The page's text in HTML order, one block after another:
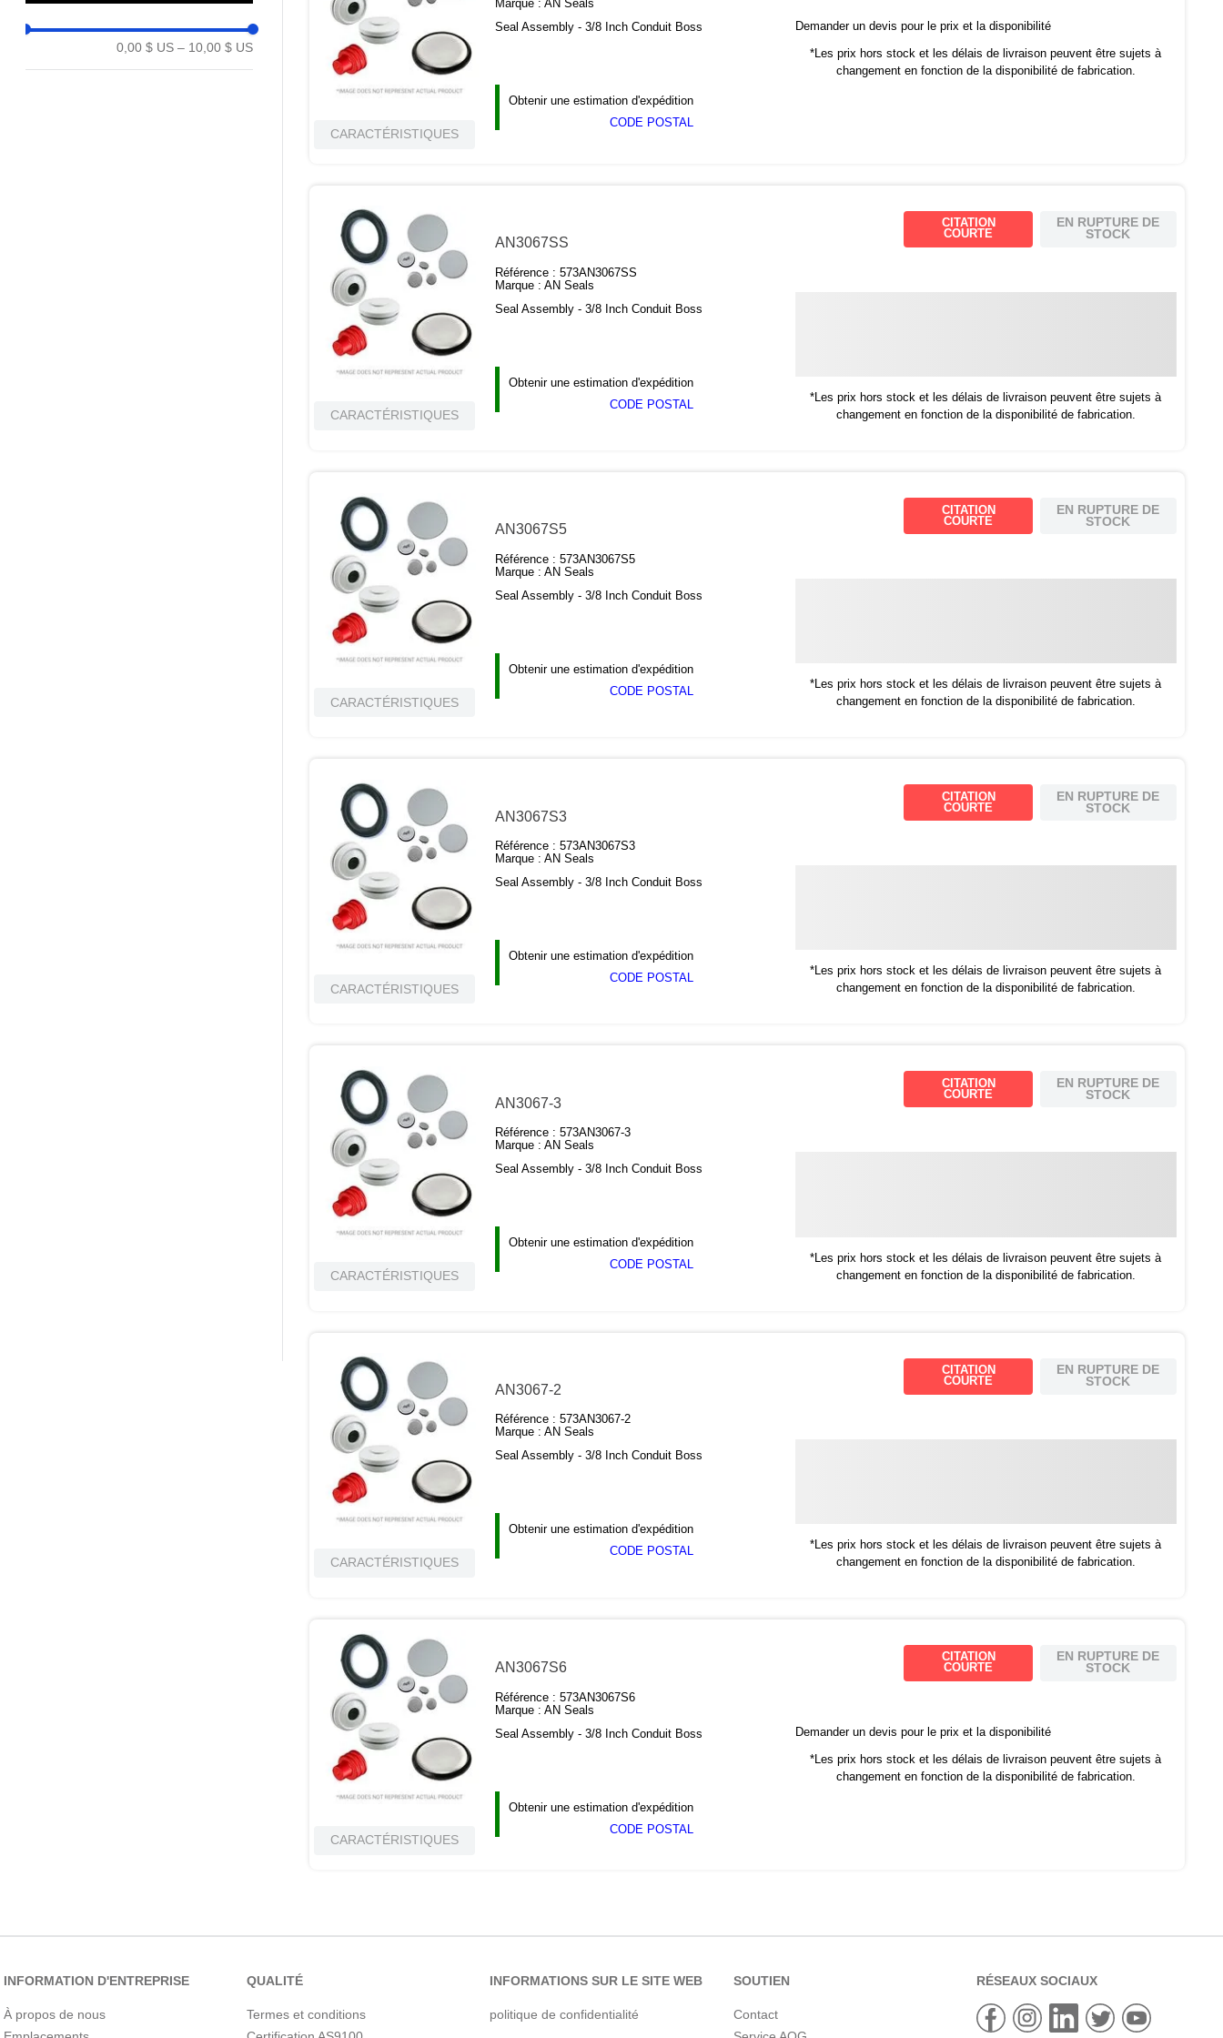
0,00 $ US – 10,00 $ US
CARACTÉRISTIQUES
Marque :AN Seals
Seal Assembly - 3/8 Inch Conduit Boss
Obtenir une estimation d'expédition
CODE POSTAL
Demander un devis pour le prix et la disponibilité
*Les prix hors stock et les délais de livraison peuvent être sujets à
changement en fonction de la disponibilité de fabrication.
CARACTÉRISTIQUES
AN3067SS
Référence :573AN3067SS
Marque :AN Seals
Seal Assembly - 3/8 Inch Conduit Boss
Obtenir une estimation d'expédition
CODE POSTAL
CITATION
COURTE
EN RUPTURE DE
STOCK
*Les prix hors stock et les délais de livraison peuvent être sujets à
changement en fonction de la disponibilité de fabrication.
CARACTÉRISTIQUES
AN3067S5
Référence :573AN3067S5
Marque :AN Seals
Seal Assembly - 3/8 Inch Conduit Boss
Obtenir une estimation d'expédition
CODE POSTAL
CITATION
COURTE
EN RUPTURE DE
STOCK
*Les prix hors stock et les délais de livraison peuvent être sujets à
changement en fonction de la disponibilité de fabrication.
CARACTÉRISTIQUES
AN3067S3
Référence :573AN3067S3
Marque :AN Seals
Seal Assembly - 3/8 Inch Conduit Boss
Obtenir une estimation d'expédition
CODE POSTAL
CITATION
COURTE
EN RUPTURE DE
STOCK
*Les prix hors stock et les délais de livraison peuvent être sujets à
changement en fonction de la disponibilité de fabrication.
CARACTÉRISTIQUES
AN3067-3
Référence :573AN3067-3
Marque :AN Seals
Seal Assembly - 3/8 Inch Conduit Boss
Obtenir une estimation d'expédition
CODE POSTAL
CITATION
COURTE
EN RUPTURE DE
STOCK
*Les prix hors stock et les délais de livraison peuvent être sujets à
changement en fonction de la disponibilité de fabrication.
CARACTÉRISTIQUES
AN3067-2
Référence :573AN3067-2
Marque :AN Seals
Seal Assembly - 3/8 Inch Conduit Boss
Obtenir une estimation d'expédition
CODE POSTAL
CITATION
COURTE
EN RUPTURE DE
STOCK
*Les prix hors stock et les délais de livraison peuvent être sujets à
changement en fonction de la disponibilité de fabrication.
CARACTÉRISTIQUES
AN3067S6
Référence :573AN3067S6
Marque :AN Seals
Seal Assembly - 3/8 Inch Conduit Boss
Obtenir une estimation d'expédition
CODE POSTAL
CITATION
COURTE
EN RUPTURE DE
STOCK
Demander un devis pour le prix et la disponibilité
*Les prix hors stock et les délais de livraison peuvent être sujets à
changement en fonction de la disponibilité de fabrication.
INFORMATION D'ENTREPRISE
À propos de nous
QUALITÉ
Termes et conditions
INFORMATIONS SUR LE SITE WEB
politique de confidentialité
SOUTIEN
Contact
RÉSEAUX SOCIAUX
c6002102